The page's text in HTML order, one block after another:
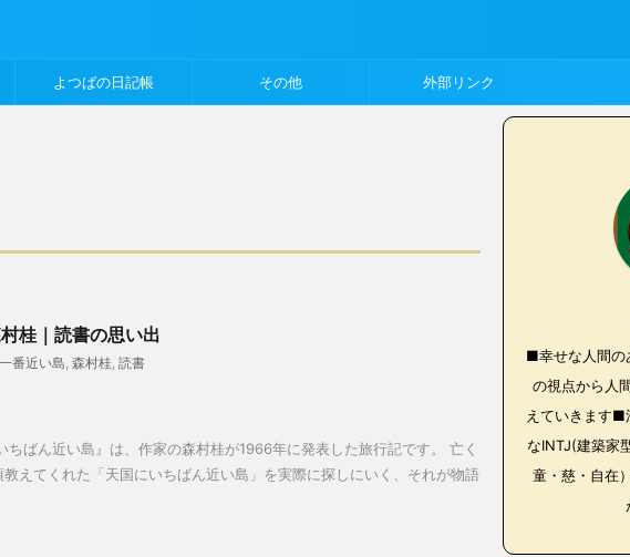
よつばの日記帳 その他 外部リンク
桂｜読書の思い出
番近い島, 森村桂, 読書
ちばん近い島』は、作家の森村桂が1966年に発表した旅行記です。 亡く
えてくれた「天国にいちばん近い島」を実際に探しにいく、それが物語
■幸せな人間の
の視点から人
えていきます
なINTJ(建築家
童・慈・自在